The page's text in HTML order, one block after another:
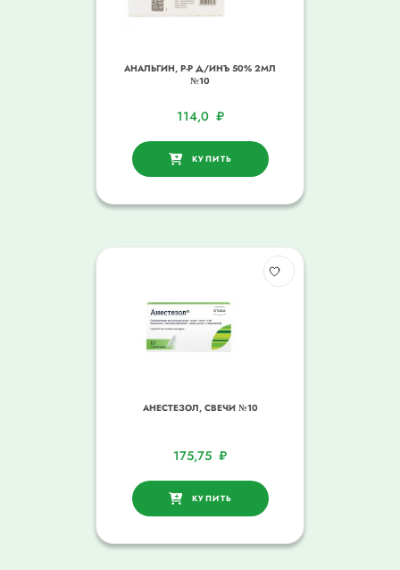
АНАЛЬГИН, Р-Р Д/ИНЪ 50% 2МЛ
№10
114,0 ₽
КУПИТЬ
АНЕСТЕЗОЛ, СВЕЧИ №10
175,75 ₽
КУПИТЬ